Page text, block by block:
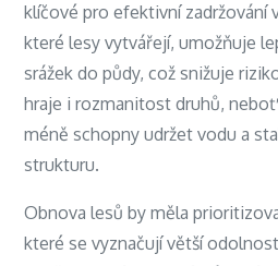
klíčové pro efektivní zadržování
které lesy vytvářejí, umožňuje
srážek do půdy, což snižuje
hraje i rozmanitost druhů,
méně schopny udržet vodu a
strukturu.
Obnova lesů by měla
které se vyznačují větší